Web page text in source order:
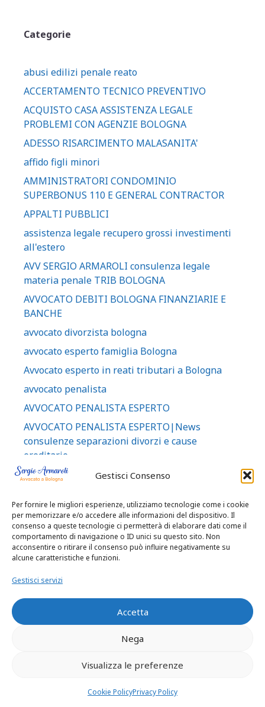
Gestisci Consenso
Per fornire le migliori esperienze, utilizziamo tecnologie come i cookie
per memorizzare e/o accedere alle informazioni del dispositivo. Il
consenso a queste tecnologie ci permetterà di elaborare dati come il
comportamento di navigazione o ID unici su questo sito. Non
acconsentire o ritirare il consenso può influire negativamente su
alcune caratteristiche e funzioni.
Gestisci servizi
Accetta
Nega
Visualizza le preferenze
Cookie PolicyPrivacy Policy
Categorie
abusi edilizi penale reato
ACCERTAMENTO TECNICO PREVENTIVO
ACQUISTO CASA ASSISTENZA LEGALE
PROBLEMI CON AGENZIE BOLOGNA
ADESSO RISARCIMENTO MALASANITA'
affido figli minori
AMMINISTRATORI CONDOMINIO
SUPERBONUS 110 E GENERAL CONTRACTOR
APPALTI PUBBLICI
assistenza legale recupero grossi investimenti
all'estero
AVV SERGIO ARMAROLI consulenza legale
materia penale TRIB BOLOGNA
AVVOCATO DEBITI BOLOGNA FINANZIARIE E
BANCHE
avvocato divorzista bologna
avvocato esperto famiglia Bologna
Avvocato esperto in reati tributari a Bologna
avvocato penalista
AVVOCATO PENALISTA ESPERTO
AVVOCATO PENALISTA ESPERTO|News
consulenze separazioni divorzi e cause
ereditarie
avvocato sergio armaroli esperto separazione
BOLOGNA CREMONA MANTOVA AVVOCATO
ESPERTO DIFES A DELICATI PROCESSI
Bancarotta STRATEGIE DIFENSIVE REATO
BANCAROTT A FRAUDOLENTA
quando è reato e cosa puoi fare per difenderti
subito
BOLOGNA- ESPERTO CONVIVENZE
CODICE APPALTI PUBBLICI
come chiudere un debito con finanziaria